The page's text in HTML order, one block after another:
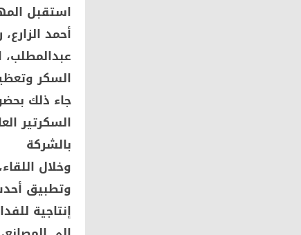
استقبل
أحمد
السكر
جاء ذلك
السكرتير
بالشركة
وخلال
وتطبيق
إنتاجية